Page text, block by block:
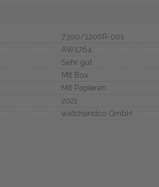
7300/1200R-001
AW1764
Sehr gut
Mit Box
Mit Papieren
2021
watchandco GmbH